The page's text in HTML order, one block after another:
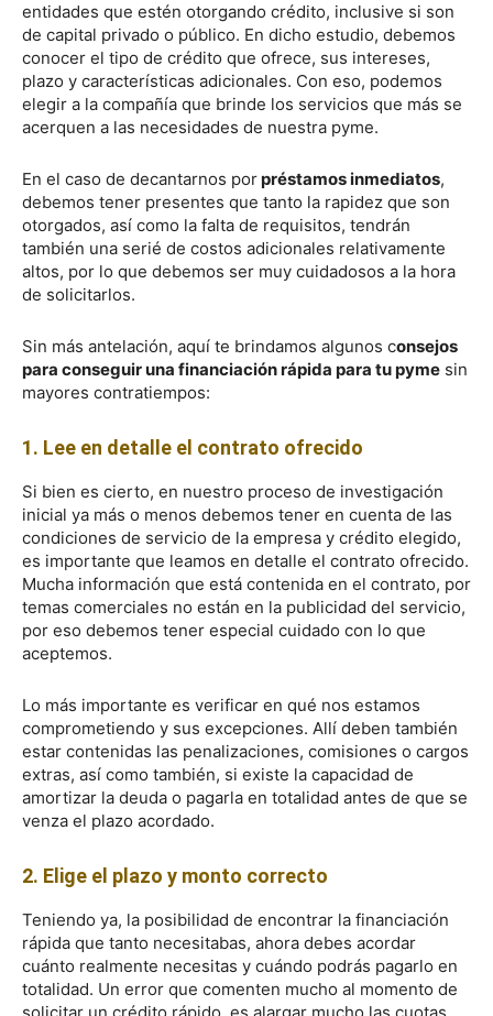
entidades que estén otorgando crédito, inclusive si son
de capital privado o público. En dicho estudio, debemos
conocer el tipo de crédito que ofrece, sus intereses,
plazo y características adicionales. Con eso, podemos
elegir a la compañía que brinde los servicios que más se
acerquen a las necesidades de nuestra pyme.
En el caso de decantarnos porpréstamos inmediatos,
debemos tener presentes que tanto la rapidez que son
otorgados, así como la falta de requisitos, tendrán
también una serié de costos adicionales relativamente
altos, por lo que debemos ser muy cuidadosos a la hora
de solicitarlos.
Sin más antelación, aquí te brindamos algunos consejos
para conseguir una financiación rápida para tu pyme sin
mayores contratiempos:
1. Lee en detalle el contrato ofrecido
Si bien es cierto, en nuestro proceso de investigación
inicial ya más o menos debemos tener en cuenta de las
condiciones de servicio de la empresa y crédito elegido,
es importante que leamos en detalle el contrato ofrecido.
Mucha información que está contenida en el contrato, por
temas comerciales no están en la publicidad del servicio,
por eso debemos tener especial cuidado con lo que
aceptemos.
Lo más importante es verificar en qué nos estamos
comprometiendo y sus excepciones. Allí deben también
estar contenidas las penalizaciones, comisiones o cargos
extras, así como también, si existe la capacidad de
amortizar la deuda o pagarla en totalidad antes de que se
venza el plazo acordado.
2. Elige el plazo y monto correcto
Teniendo ya, la posibilidad de encontrar la financiación
rápida que tanto necesitabas, ahora debes acordar
cuánto realmente necesitas y cuándo podrás pagarlo en
totalidad. Un error que comenten mucho al momento de